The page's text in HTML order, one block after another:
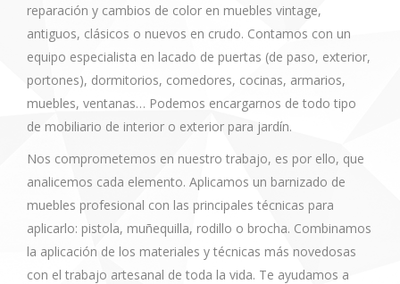
reparación y cambios de color en muebles vintage,
antiguos, clásicos o nuevos en crudo. Contamos con un
equipo especialista en lacado de puertas (de paso, exterior,
portones), dormitorios, comedores, cocinas, armarios,
muebles, ventanas… Podemos encargarnos de todo tipo
de mobiliario de interior o exterior para jardín.
Nos comprometemos en nuestro trabajo, es por ello, que
analicemos cada elemento. Aplicamos un barnizado de
muebles profesional con las principales técnicas para
aplicarlo: pistola, muñequilla, rodillo o brocha. Combinamos
la aplicación de los materiales y técnicas más novedosas
con el trabajo artesanal de toda la vida. Te ayudamos a